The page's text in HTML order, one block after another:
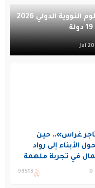
المملكة تستضيف أولمبياد العلوم النووية الدولي 2026
غراس».. حين
الأبناء إلى رواد
في تجربة ملهمة
غراس الصيفي
0
93513